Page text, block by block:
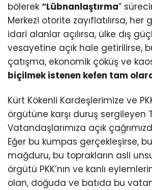
bölerek “Lübnanlaştırma”
Merkezi otorite zayıflatılırsa, her
idari alanlar açılırsa, ülke dış
vesayetine açık hale getirilirse,
çatışma, ekonomik çöküş ve
biçilmek istenen kefen tam
Kürt Kökenli Kardeşlerimize ve
örgütüne karşı duruş sergileyen
Vatandaşlarımıza açık
Eğer bu kumpas gerçekleşirse,
mağduru, bu toprakların asli
örgütü PKK’nın ve kanlı
olan, doğuda ve batıda bu